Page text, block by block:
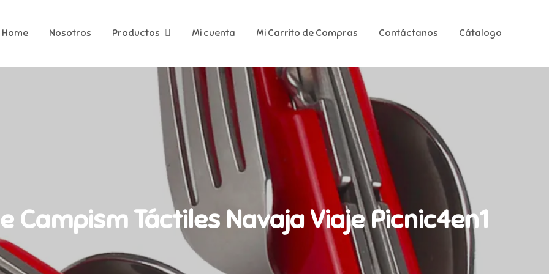
Home Nosotros Productos Mi cuenta Mi Carrito de Compras Contáctanos Cátalogo
Campism Táctiles Navaja Viaje Picnic4en1